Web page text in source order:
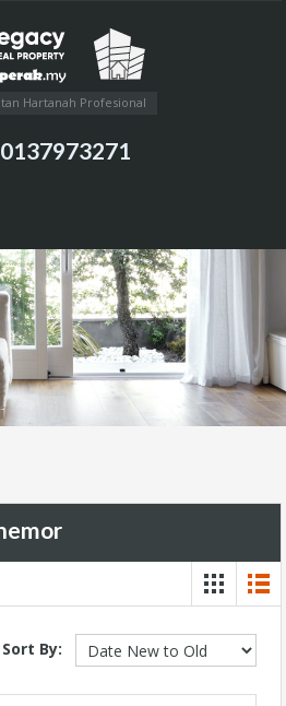
Hartanah Profesional
Sort By: